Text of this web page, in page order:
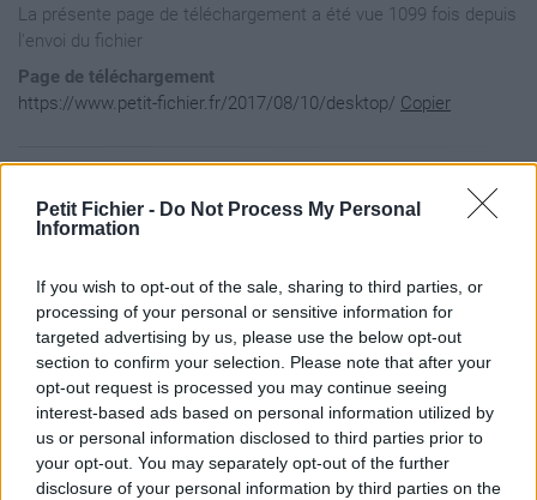
Petit Fichier - Do Not Process My Personal
Information
If you wish to opt-out of the sale, sharing to third parties, or
processing of your personal or sensitive information for
targeted advertising by us, please use the below opt-out
section to confirm your selection. Please note that after your
opt-out request is processed you may continue seeing
interest-based ads based on personal information utilized by
us or personal information disclosed to third parties prior to
your opt-out. You may separately opt-out of the further
disclosure of your personal information by third parties on the
La présente page de téléchargement a été vue 1099 fois depuis
l'envoi du fichier
Page de téléchargement
https://www.petit-fichier.fr/2017/08/10/desktop/ Copier
Taille de l'archive: 568691 octets, nombre de fichiers et
-rw-a--     3.1 fat  3418650 bx defN 17-Jul-13 14:42
-rw-a--     3.1 fat    42045 bx defN 17-Jul-13 14:42